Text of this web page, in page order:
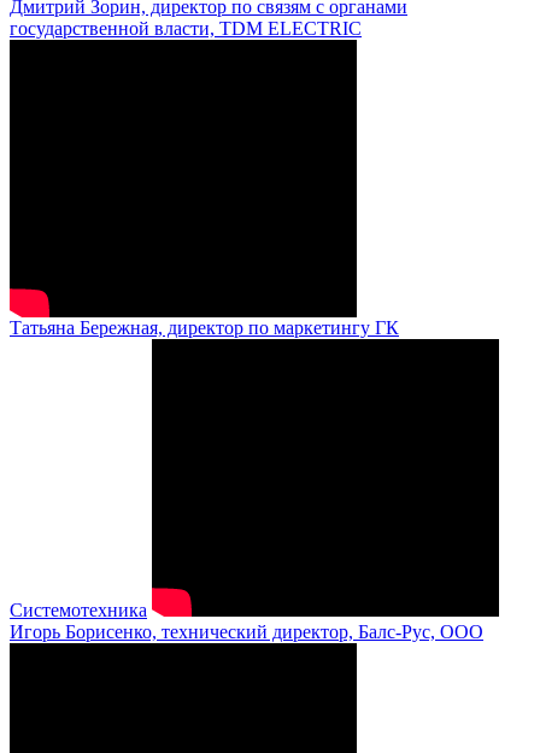
Дмитрий Зорин, директор по связям с органами
государственной власти, TDM ELECTRIC
Татьяна Бережная, директор по маркетингу ГК
Системотехника
Игорь Борисенко, технический директор, Балс-Рус, ООО